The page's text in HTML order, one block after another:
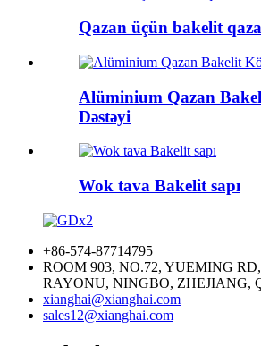
Qazan üçün bakelit
Alüminium Qazan
Dəstəyi
Wok tava Bakelit sapı
+86-574-87714795
ROOM 903, NO.72, YUEMING
RAYONU, NINGBO, ZHEJIANG,
xianghai@xianghai.com
sales12@xianghai.com